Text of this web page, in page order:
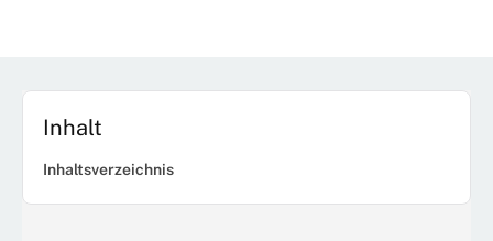
Inhalt
Inhaltsverzeichnis